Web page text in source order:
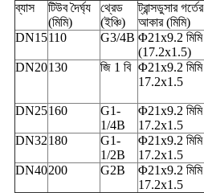
ব্যাস
টিউব দৈর্ঘ্য
(মিমি)
থ্রেড
(ইঞ্চি)
ট্রান্সডুসার গর্তের
আকার (মিমি)
DN15110 G3/4B Φ21x9.2 মিমি
(17.2x1.5)
DN20130 জি 1 বি Φ21x9.2 মিমি
17.2x1.5
DN25160
G1-
1/4B
Φ21x9.2 মিমি
17.2x1.5
DN32180
G1-
1/2B
Φ21x9.2 মিমি
17.2x1.5
DN40200 G2B
Φ21x9.2 মিমি
17.2x1.5